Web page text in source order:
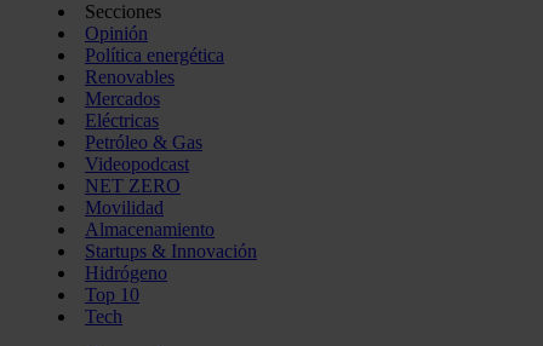
Secciones
Opinión
Política energética
Renovables
Mercados
Eléctricas
Petróleo & Gas
Videopodcast
NET ZERO
Movilidad
Almacenamiento
Startups & Innovación
Hidrógeno
Top 10
Tech